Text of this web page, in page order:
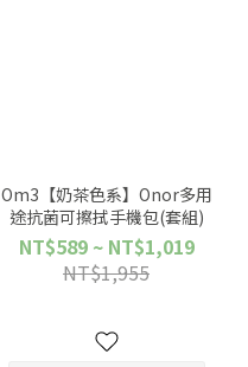
Om3【奶茶色系】Onor多用
途抗菌可擦拭手機包(套組)
NT$589 ~ NT$1,019
NT$1,955